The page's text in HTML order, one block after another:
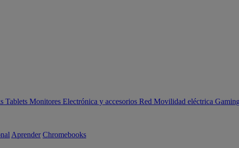
Tablets Monitores Electrónica y accesorios Red Movilidad eléctrica
Aprender Chromebooks